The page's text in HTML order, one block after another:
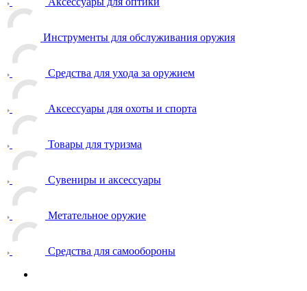
Инструменты для обслуживания оружия
Средства для ухода за оружием
Аксессуары для охоты и спорта
Товары для туризма
Сувениры и аксессуары
Метательное оружие
Средства для самообороны